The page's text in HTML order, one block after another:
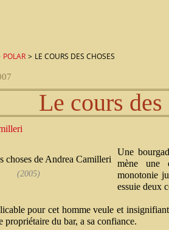
POLAR > LE COURS DES CHOSES
Le cours des
(2005)
Une
mène une
monotonie
essuie deux
pour cet homme veule et
propriétaire du bar, a sa confiance.